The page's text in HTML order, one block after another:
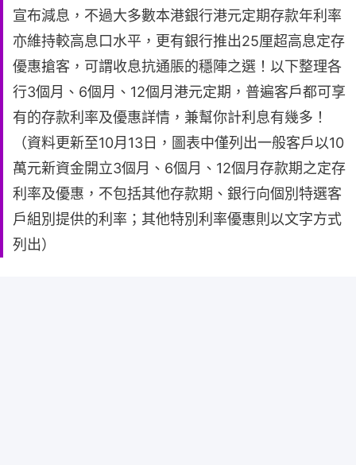
宣布減息，不過大多數本港銀行港元定期存款年利率
亦維持較高息口水平，更有銀行推出25厘超高息定存
優惠搶客，可謂收息抗通脹的穩陣之選！以下整理各
行3個月、6個月、12個月港元定期，普遍客戶都可享
有的存款利率及優惠詳情，兼幫你計利息有幾多！
（資料更新至10月13日，圖表中僅列出一般客戶以10
萬元新資金開立3個月、6個月、12個月存款期之定存
利率及優惠，不包括其他存款期、銀行向個別特選客
戶組別提供的利率；其他特別利率優惠則以文字方式
列出）